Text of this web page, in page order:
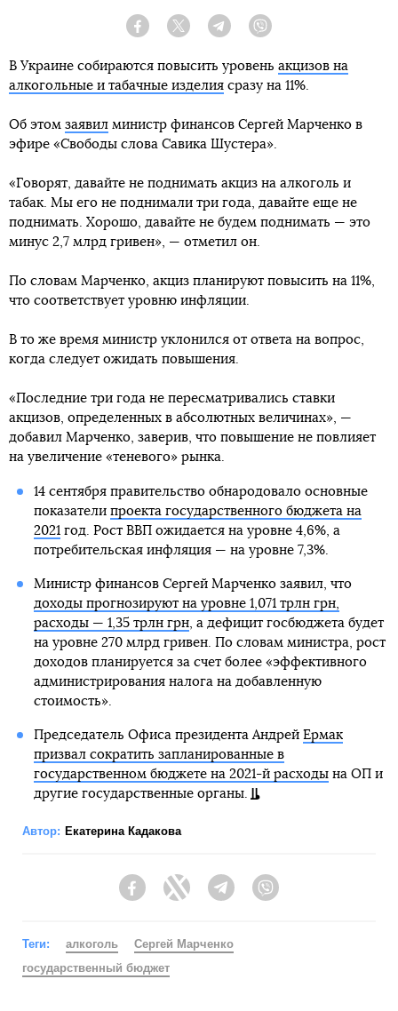
Facebook Twitter Telegram
В Украине собираются повысить уровень акцизов на
алкогольные и табачные изделия сразу на 11%.
Об этом заявил министр финансов Сергей Марченко в
эфире «Свободы слова Савика Шустера».
«Говорят, давайте не поднимать акциз на алкоголь и
табак. Мы его не поднимали три года, давайте еще не
поднимать. Хорошо, давайте не будем поднимать — это
минус 2,7 млрд гривен», — отметил он.
По словам Марченко, акциз планируют повысить на 11%,
что соответствует уровню инфляции.
В то же время министр уклонился от ответа на вопрос,
когда следует ожидать повышения.
«Последние три года не пересматривались ставки
акцизов, определенных в абсолютных величинах», —
добавил Марченко, заверив, что повышение не повлияет
на увеличение «теневого» рынка.
14 сентября правительство обнародовало основные
показатели проекта государственного бюджета на
2021год. Рост ВВП ожидается на уровне 4,6%, а
потребительская инфляция — на уровне 7,3%.
Министр финансов Сергей Марченко заявил, что
доходы прогнозируют на уровне 1,071 трлн грн,
расходы — 1,35 трлн грн, а дефицит госбюджета будет
на уровне 270 млрд гривен. По словам министра, рост
доходов планируется за счет более «эффективного
администрирования налога на добавленную
стоимость».
Председатель Офиса президента Андрей Ермак
призвал сократить запланированные в
государственном бюджете на 2021-й расходына ОП и
другие государственные органы.
Автор: Екатерина Кадакова
FacebookTwitter Telegram
Теги: алкоголь
Сергей Марченко
государственный бюджет